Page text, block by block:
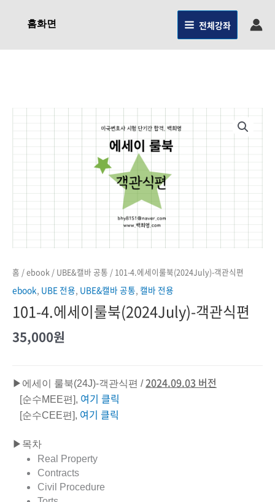
건너뛰기홈화면 전체강좌
홈 /ebook / UBE&캘바 공통 / 101-4.에세이룰북(2024July)-객관식편
ebook, UBE 전용, UBE&캘바 공통, 캘바 전용
101-4.에세이룰북(2024July)-객관식편
35,000원
▶에세이 룰북(24J)-객관식편 /2024.09.03 버전
[순수MEE편], 여기 클릭
[순수CEE편], 여기 클릭
▶목차
Real Property
Contracts
Civil Procedure